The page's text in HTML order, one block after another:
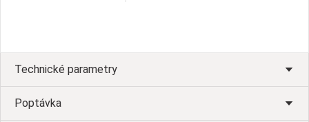
Technické parametry
Poptávka